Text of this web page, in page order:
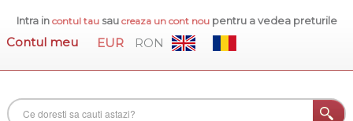
Intra in contul tausau creaza un cont nou pentru a vedea preturile
Contul meu EUR RON